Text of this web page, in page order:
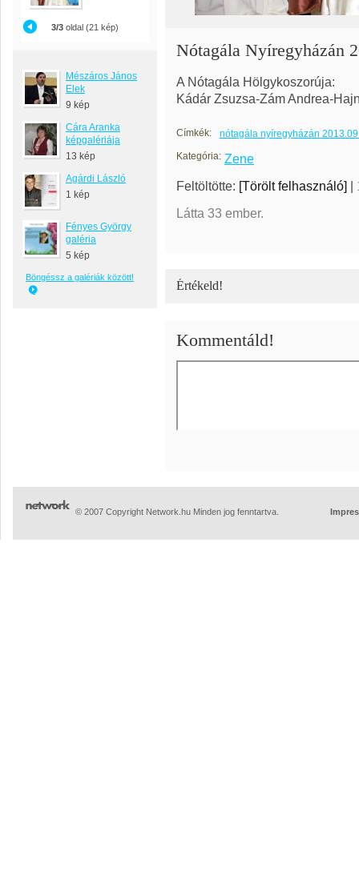
3/3 oldal (21 kép)
Mészáros János
Elek
9 kép
Cára Aranka
képgalériája
13 kép
Agárdi László
1 kép
Fényes György
galéria
5 kép
Böngéssz a galériák között!
Nótagála Nyíregyházán
A Nótagála Hölgykoszorúja:
Kádár Zsuzsa-Zám Andrea-
Címkék:
nótagála nyíregyházán
Kategória: Zene
Feltöltötte: [Törölt felhasználó] |
Látta 33 ember.
Értékeld!
Kommentáld!
© 2007 Copyright Network.hu Minden jog fenntartva.